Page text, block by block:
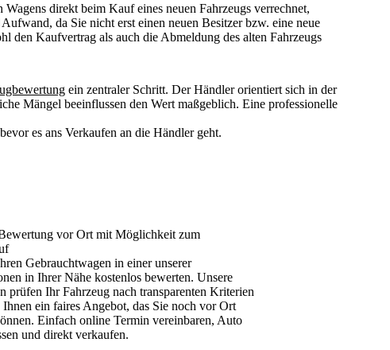
direkt beim Kauf eines neuen Fahrzeugs verrechnet,
Aufwand, da Sie nicht erst einen neuen Besitzerbzw. eine neue
den Kaufvertrag als auch die Abmeldung des alten Fahrzeugs
ein zentraler Schritt. Der Händler orientiert sich in der
Mängel beeinflussen den Wert maßgeblich. Eine professionelle
es ans Verkaufen an die Händler geht.
vor Ort mit Möglichkeit zum
Gebrauchtwagen in einer unserer
in Ihrer Nähe kostenlos bewerten. Unsere
prüfen Ihr Fahrzeug nach transparenten Kriterien
Ihnen ein faires Angebot, das Sie noch vor Ort
Einfach online Termin vereinbaren, Auto
und direkt verkaufen.